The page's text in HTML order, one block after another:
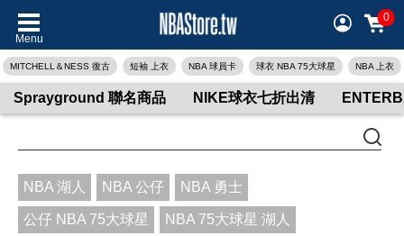
Menu
0
MITCHELL＆NESS 復古 短袖 上衣 NBA 球員卡 球衣 NBA 75大球星 NBA 上衣
Sprayground 聯名商品 NIKE球衣七折出清
NBA 湖人 NBA 公仔 NBA 勇士
公仔 NBA 75大球星 NBA 75大球星 湖人